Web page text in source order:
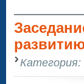
Категория: